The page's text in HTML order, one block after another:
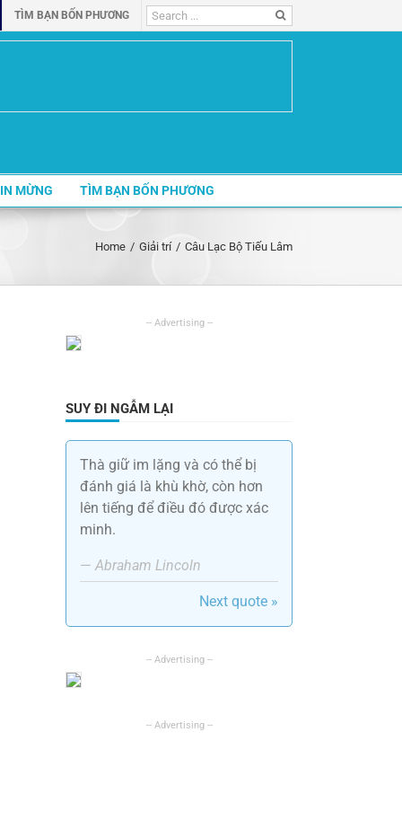
TÌM BẠN BỐN PHƯƠNG
Search
for:
MỪNG TÌM BẠN BỐN PHƯƠNG
Home / Giải trí / Câu Lạc Bộ Tiếu Lâm
SUY ĐI NGẪM LẠI
Thà giữ im lặng và có thể bị
đánh giá là khù khờ, còn hơn
lên tiếng để điều đó được xác
minh.
—Abraham Lincoln
Next quote »